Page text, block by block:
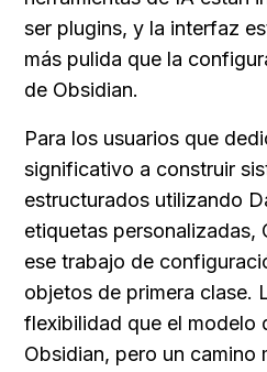
ser plugins, y la interfaz
más pulida que la
de Obsidian.
Para los usuarios que
significativo a construir
estructurados utilizando
etiquetas personalizadas,
ese trabajo de
objetos de primera clase.
flexibilidad que el modelo
Obsidian, pero un camino